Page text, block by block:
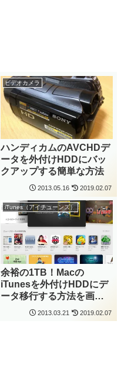
ビデオカメラ
ハンディカムのAVCHDデ
ータを外付けHDDにバッ
クアップする簡単な方法
2013.05.16 2019.02.07
iTunes（アイチューンズ）
余裕の1TB！Macの
iTunesを外付けHDDにデ
ータ移行する方法を画像
2013.03.21 2019.02.07